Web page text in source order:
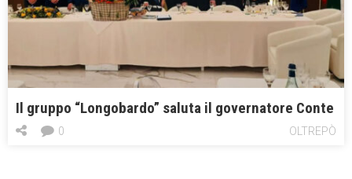
Il gruppo “Longobardo” saluta il governatore Conte
OLTREPÒ
0